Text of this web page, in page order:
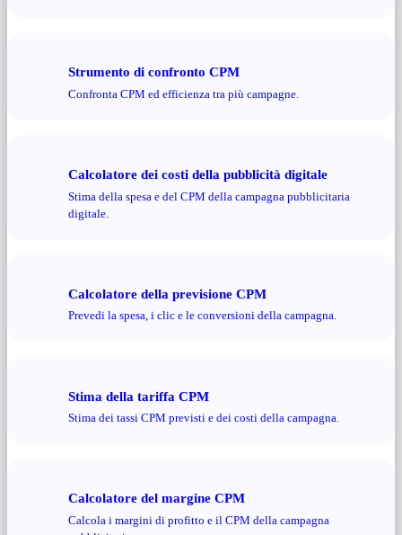
Strumento di confronto CPM
Confronta CPM ed efficienza tra più campagne.
Calcolatore dei costi della pubblicità digitale
Stima della spesa e del CPM della campagna pubblicitaria
digitale.
Calcolatore della previsione CPM
Prevedi la spesa, i clic e le conversioni della campagna.
Stima della tariffa CPM
Stima dei tassi CPM previsti e dei costi della campagna.
Calcolatore del margine CPM
Calcola i margini di profitto e il CPM della campagna